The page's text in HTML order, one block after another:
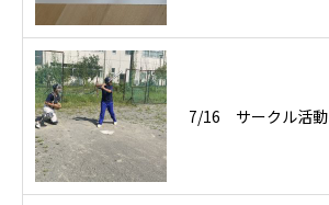
7/16 サークル活動